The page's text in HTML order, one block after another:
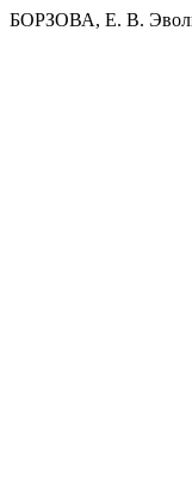
БОРЗОВА, Е. В.